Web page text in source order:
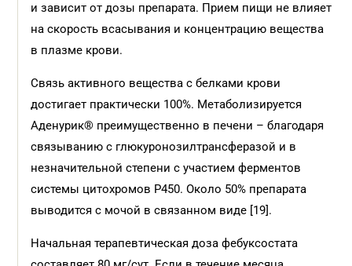
и зависит от дозы препарата. Прием пищи не влияет
на скорость всасывания и концентрацию вещества
в плазме крови.
Связь активного вещества с белками крови
достигает практически 100%. Метаболизируется
Аденурик® преимущественно в печени – благодаря
связыванию с глюкуронозилтрансферазой и в
незначительной степени с участием ферментов
системы цитохромов Р450. Около 50% препарата
выводится с мочой в связанном виде [19].
Начальная терапевтическая доза фебуксостата